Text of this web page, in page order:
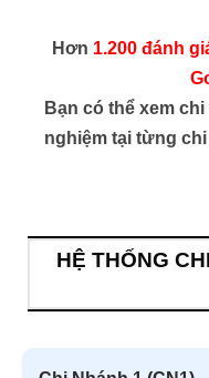
Hơn 1.200 đánh
Bạn có thể xem
nghiệm tại từng
HỆ THỐNG